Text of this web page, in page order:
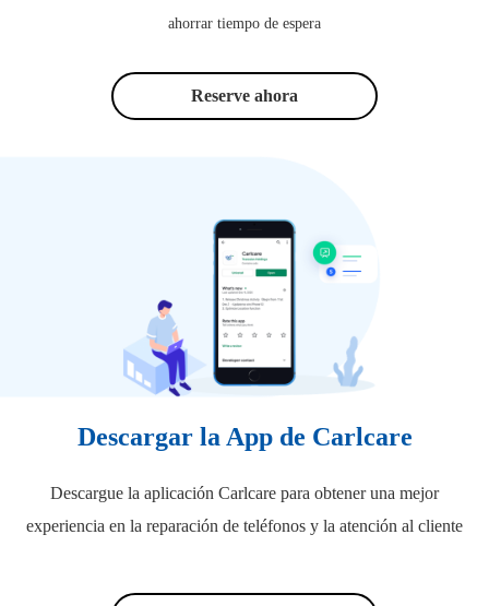
ahorrar tiempo de espera
Reserve ahora
Descargar la App de Carlcare
Descargue la aplicación Carlcare para obtener una mejor
experiencia en la reparación de teléfonos y la atención al cliente